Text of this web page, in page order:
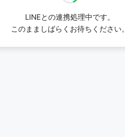
LINEとの連携処理中です。
このまましばらくお待ちください。